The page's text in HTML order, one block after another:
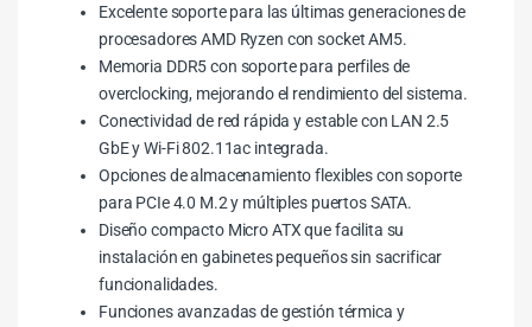
Excelente soporte para las últimas generaciones de
procesadores AMD Ryzen con socket AM5.
Memoria DDR5 con soporte para perfiles de
overclocking, mejorando el rendimiento del sistema.
Conectividad de red rápida y estable con LAN 2.5
GbE y Wi-Fi 802.11ac integrada.
Opciones de almacenamiento flexibles con soporte
para PCIe 4.0 M.2 y múltiples puertos SATA.
Diseño compacto Micro ATX que facilita su
instalación en gabinetes pequeños sin sacrificar
funcionalidades.
Funciones avanzadas de gestión térmica y